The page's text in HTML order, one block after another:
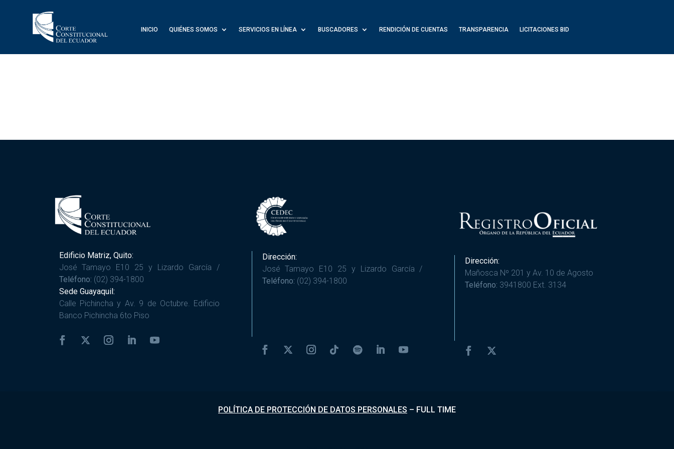
INICIO QUIÉNES SOMOS SERVICIOS EN LÍNEA BUSCADORES RENDICIÓN DE CUENTAS TRANSPARENCIA LICITACIONES BID
Edificio Matriz, Quito:
José Tamayo E10 25 y Lizardo García /
Teléfono: (02) 394-1800
Sede Guayaquil:
Calle Pichincha y Av. 9 de Octubre. Edificio
Banco Pichincha 6to Piso
Dirección:
José Tamayo E10 25 y Lizardo García /
Teléfono: (02) 394-1800
Dirección:
Mañosca Nº 201 y Av. 10 de Agosto
Teléfono: 3941800 Ext. 3134
POLÍTICA DE PROTECCIÓN DE DATOS PERSONALES – FULL TIME